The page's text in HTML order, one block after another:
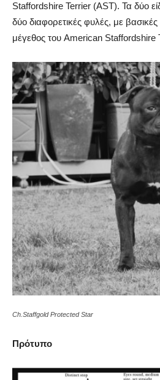
Staffordshire Terrier (AST). Τα δύο
δύο διαφορετικές φυλές, με
μέγεθος του American Staffordshire
Ch.Staffgold Protected Star
Πρότυπο